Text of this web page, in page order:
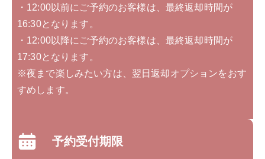
・12:00以前にご予約のお客様は、最終返却時間が
16:30となります。
・12:00以降にご予約のお客様は、最終返却時間が
17:30となります。
※夜まで楽しみたい方は、翌日返却オプションをおす
すめします。
予約受付期限